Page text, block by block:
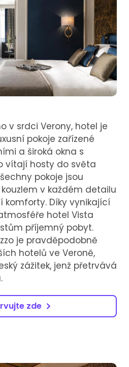
v srdci Verony, hotel je
pokoje zařízené
a široká okna s
vítají hosty do světa
pokoje jsou
v každém detailu
komforty. Díky vynikající
hotel Vista
příjemný pobyt.
je pravděpodobně
hotelů ve Veroně,
zážitek, jenž přetrvává
zde